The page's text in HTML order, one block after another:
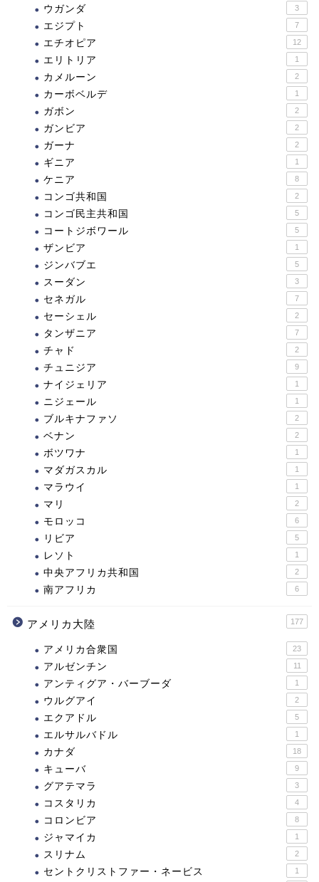
ウガンダ 3
エジプト 7
エチオピア 12
エリトリア 1
カメルーン 2
カーボベルデ 1
ガボン 2
ガンビア 2
ガーナ 2
ギニア 1
ケニア 8
コンゴ共和国 2
コンゴ民主共和国 5
コートジボワール 5
ザンビア 1
ジンバブエ 5
スーダン 3
セネガル 7
セーシェル 2
タンザニア 7
チャド 2
チュニジア 9
ナイジェリア 1
ニジェール 1
ブルキナファソ 2
ベナン 2
ボツワナ 1
マダガスカル 1
マラウイ 1
マリ 2
モロッコ 6
リビア 5
レソト 1
中央アフリカ共和国 2
南アフリカ 6
アメリカ大陸 177
アメリカ合衆国 23
アルゼンチン 11
アンティグア・バーブーダ 1
ウルグアイ 2
エクアドル 5
エルサルバドル 1
カナダ 18
キューバ 9
グアテマラ 3
コスタリカ 4
コロンビア 8
ジャマイカ 1
スリナム 2
セントクリストファー・ネービス 1